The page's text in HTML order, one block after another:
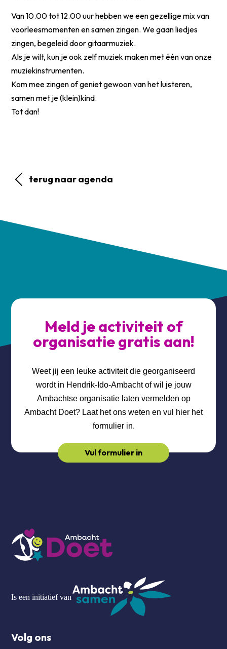
Van 10.00 tot 12.00 uur hebben we een gezellige mix van
voorleesmomenten en samen zingen. We gaan liedjes
zingen, begeleid door gitaarmuziek.
Als je wilt, kun je ook zelf muziek maken met één van onze
muziekinstrumenten.
Kom mee zingen of geniet gewoon van het luisteren,
samen met je (klein)kind.
Tot dan!
terug naar agenda
Meld je activiteit of
organisatie gratis aan!
Weet jij een leuke activiteit die georganiseerd
wordt in Hendrik-Ido-Ambacht of wil je jouw
Ambachtse organisatie laten vermelden op
Ambacht Doet? Laat het ons weten en vul hier het
formulier in.
Vul formulier in
Is een initiatief van
Volg ons